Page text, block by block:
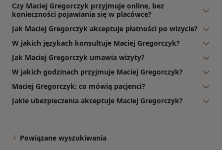
Czy Maciej Gregorczyk przyjmuje online, bez
konieczności pojawiania się w placówce?
Jak Maciej Gregorczyk akceptuje płatności po wizycie?
W jakich językach konsultuje Maciej Gregorczyk?
Jak Maciej Gregorczyk umawia wizyty?
W jakich godzinach przyjmuje Maciej Gregorczyk?
Maciej Gregorczyk: co mówią pacjenci?
Jakie ubezpieczenia akceptuje Maciej Gregorczyk?
Powiązane wyszukiwania